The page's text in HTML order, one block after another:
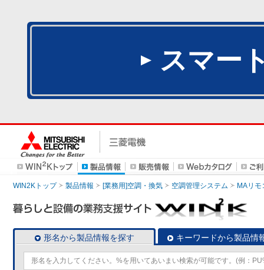
スマー
WIN2Kトップ 製品情報 [業務用]空調・換気 空調管理システム MAリモ
形名から製品情報を探す キーワードから製品情